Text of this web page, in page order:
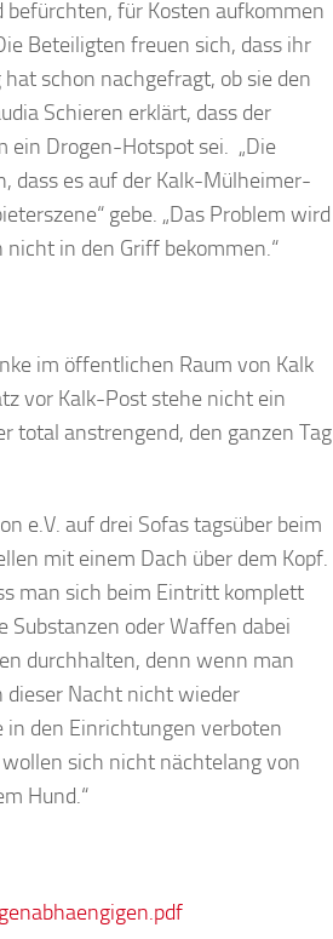
für Kosten aufkommen
Beteiligten freuen sich, dass ihr
schon nachgefragt, ob sie den
Schieren erklärt, dass der
ein Drogen-Hotspot sei. „Die
dass es auf der Kalk-Mülheimer-
gebe. „Das Problem wird
in den Griff bekommen.“
im öffentlichen Raum von Kalk
vor Kalk-Post stehe nicht ein
total anstrengend, den ganzen Tag
e.V. auf drei Sofas tagsüber beim
mit einem Dach über dem Kopf.
man sich beim Eintritt komplett
Substanzen oder Waffen dabei
durchhalten, denn wenn man
dieser Nacht nicht wieder
in den Einrichtungen verboten
sich nicht nächtelang von
Hund.“